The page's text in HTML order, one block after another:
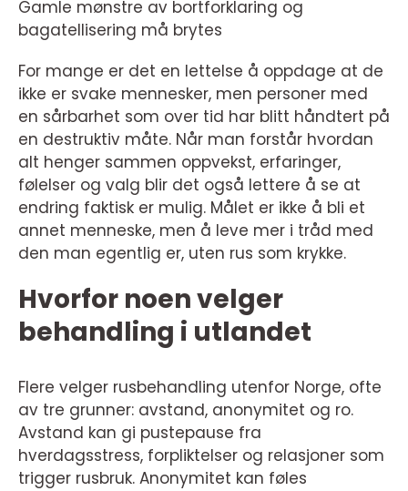
Gamle mønstre av bortforklaring og
bagatellisering må brytes
For mange er det en lettelse å oppdage at de
ikke er svake mennesker, men personer med
en sårbarhet som over tid har blitt håndtert på
en destruktiv måte. Når man forstår hvordan
alt henger sammen oppvekst, erfaringer,
følelser og valg blir det også lettere å se at
endring faktisk er mulig. Målet er ikke å bli et
annet menneske, men å leve mer i tråd med
den man egentlig er, uten rus som krykke.
Hvorfor noen velger
behandling i utlandet
Flere velger rusbehandling utenfor Norge, ofte
av tre grunner: avstand, anonymitet og ro.
Avstand kan gi pustepause fra
hverdagsstress, forpliktelser og relasjoner som
trigger rusbruk. Anonymitet kan føles